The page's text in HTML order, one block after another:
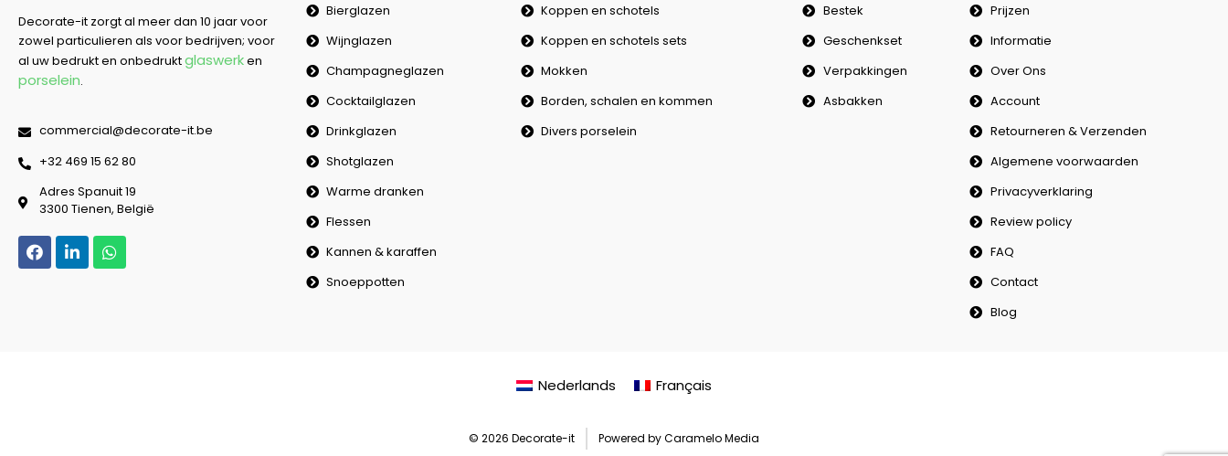
Decorate-it zorgt al meer dan 10 jaar voor
zowel particulieren als voor bedrijven; voor
al uw bedrukt en onbedruktglaswerken
porselein.
commercial@decorate-it.be
‭+32 469 15 62 80‬
Adres Spanuit 19
3300 Tienen, België
Bierglazen
Wijnglazen
Champagneglazen
Cocktailglazen
Drinkglazen
Shotglazen
Warme dranken
Flessen
Kannen & karaffen
Snoeppotten
Koppen en schotels
Koppen en schotels sets
Mokken
Borden, schalen en kommen
Divers porselein
Bestek
Geschenkset
Verpakkingen
Asbakken
Prijzen
Informatie
Over Ons
Account
Retourneren & Verzenden
Algemene voorwaarden
Privacyverklaring
Review policy
FAQ
Contact
Blog
Nederlands Français
© 2026 Decorate-it Powered by Caramelo Media